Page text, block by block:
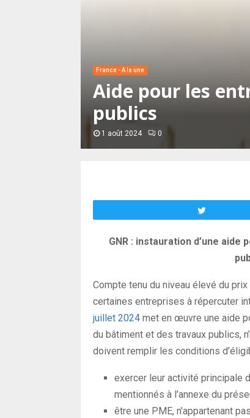
France - A la une
Aide pour les
publics
1 août 2024 0
GNR : instauration d’une
Compte tenu du niveau élevé du
certaines entreprises à répercuter
juillet 2024 met en œuvre une aide
du bâtiment et des travaux publics,
doivent remplir les conditions
exercer leur activité principale
mentionnés à l’annexe du
être une PME, n’appartenant